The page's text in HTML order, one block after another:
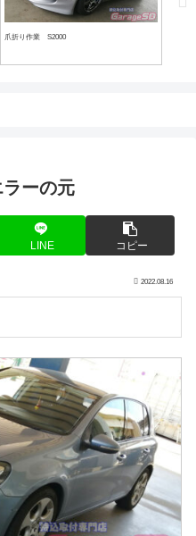
爪折り作業 S2000
ーの元
LINE コピー
2022.08.16